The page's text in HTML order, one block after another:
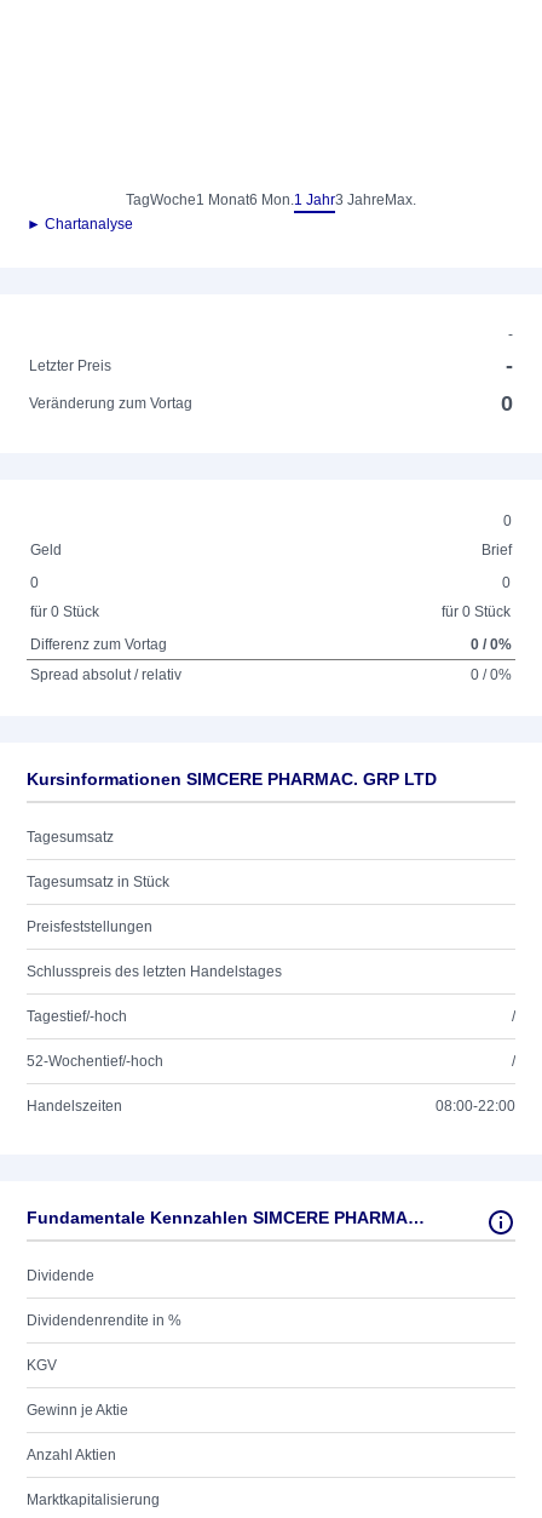
TagWoche1 Monat6 Mon.1 Jahr3 Jahre Max.
► Chartanalyse
-
Letzter Preis
-
Veränderung zum Vortag 0
0
Geld
Brief
0
für 0 Stück
0
für 0 Stück
Differenz zum Vortag
0 / 0%
Spread absolut / relativ
0 / 0%
Kursinformationen SIMCERE PHARMAC. GRP LTD
Tagesumsatz
Tagesumsatz in Stück
Preisfeststellungen
Schlusspreis des letzten Handelstages
Tagestief/-hoch /
52-Wochentief/-hoch /
Handelszeiten 08:00-22:00
Fundamentale Kennzahlen SIMCERE PHARMAC. GRP LTD
Dividende
Dividendenrendite in %
KGV
Gewinn je Aktie
Anzahl Aktien
Marktkapitalisierung